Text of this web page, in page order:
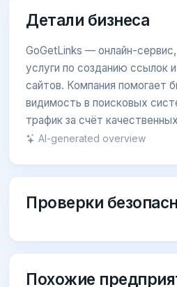
Детали бизнеса
GoGetLinks — онлайн-
услуги по созданию ссылок
сайтов. Компания помогает
видимость в поисковых
трафик за счёт
AI-generated overview
Проверки
Похожие